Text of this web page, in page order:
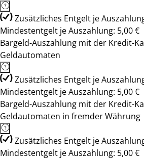
Zusätzliches Entgelt je
Mindestentgelt je Auszahlung: 5,00 €
Bargeld-Auszahlung mit der Kredit-
Geldautomaten
Zusätzliches Entgelt je
Mindestentgelt je Auszahlung: 5,00 €
Bargeld-Auszahlung mit der Kredit-
Geldautomaten in fremder Währung
Zusätzliches Entgelt je
Mindestentgelt je Auszahlung: 5,00 €